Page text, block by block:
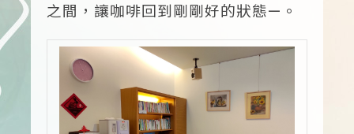
之間，讓咖啡回到剛剛好的狀態—。